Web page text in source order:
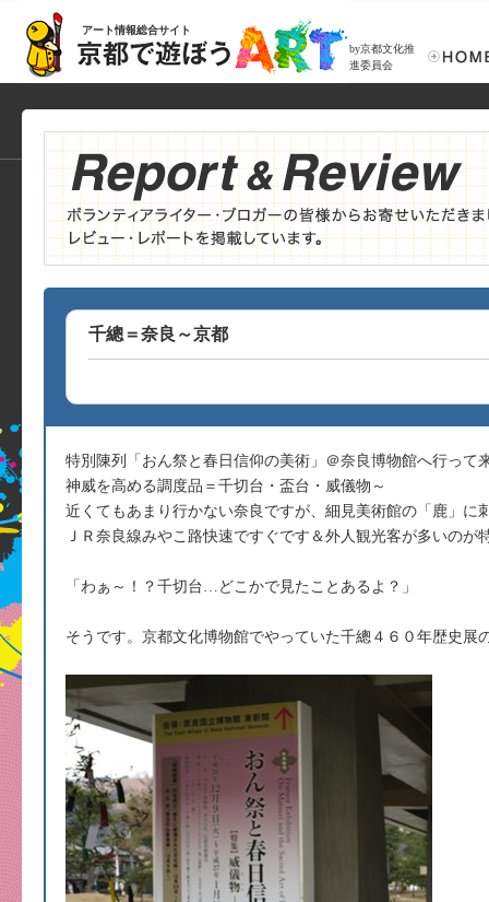
アート情報総合サイト
by京都文化推
進委員会
千總＝奈良～京都
特別陳列「おん祭と春日信仰の美術」＠奈良博物館へ行って
神威を高める調度品＝千切台・盃台・威儀物～
近くてもあまり行かない奈良ですが、細見美術館の「鹿」に
ＪＲ奈良線みやこ路快速ですぐです＆外人観光客が多いのが
「わぁ～！？千切台…どこかで見たことあるよ？」
そうです。京都文化博物館でやっていた千總４６０年歴史展